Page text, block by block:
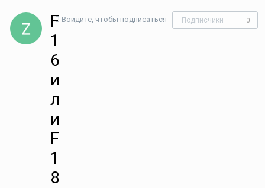
Войдите, чтобы подписаться Подписчики 0
F
1
6
и
л
и
F
1
8